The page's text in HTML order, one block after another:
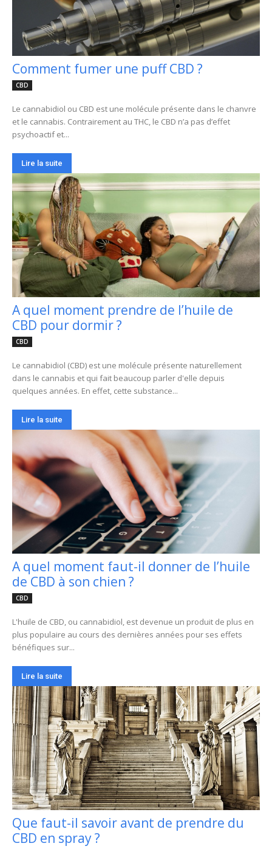
Comment fumer une puff CBD ?
CBD
Le cannabidiol ou CBD est une molécule présente dans le chanvre
et le cannabis. Contrairement au THC, le CBD n’a pas d’effet
psychoactif et...
Lire la suite
A quel moment prendre de l’huile de
CBD pour dormir ?
CBD
Le cannabidiol (CBD) est une molécule présente naturellement
dans le cannabis et qui fait beaucoup parler d'elle depuis
quelques années. En effet, cette substance...
Lire la suite
A quel moment faut-il donner de l’huile
de CBD à son chien ?
CBD
L'huile de CBD, ou cannabidiol, est devenue un produit de plus en
plus populaire au cours des dernières années pour ses effets
bénéfiques sur...
Lire la suite
Que faut-il savoir avant de prendre du
CBD en spray ?